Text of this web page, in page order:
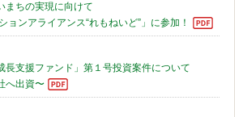
まちの実現に向けて
ョンアライアンス“れもねいど”」に参加！
長支援ファンド」第１号投資案件について
へ出資〜